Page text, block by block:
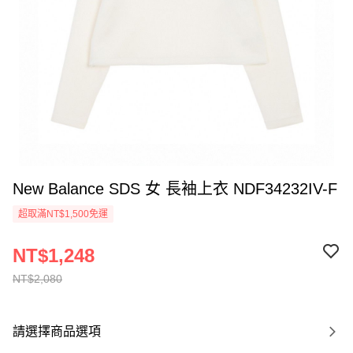
New Balance SDS 女 長袖上衣 NDF34232IV-F
超取滿NT$1,500免運
NT$2,080
NT$1,248
請選擇商品選項